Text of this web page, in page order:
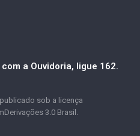
a Ouvidoria, ligue 162.
sob a licença
3.0 Brasil.